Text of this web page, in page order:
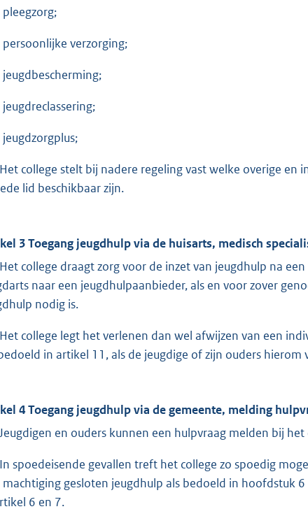
verzorging;
college stelt bij nadere regeling vast welke overige en
lid beschikbaar zijn.
3 Toegang jeugdhulp via de huisarts, medisch
college draagt zorg voor de inzet van jeugdhulp na
naar een jeugdhulpaanbieder, als en voor zover
nodig is.
college legt het verlenen dan wel afwijzen van een
in artikel 11, als de jeugdige of zijn ouders hierom
4 Toegang jeugdhulp via de gemeente, melding
en ouders kunnen een hulpvraag melden bij het
spoedeisende gevallen treft het college zo spoedig
machtiging gesloten jeugdhulp als bedoeld in hoofdstuk
6 en 7.